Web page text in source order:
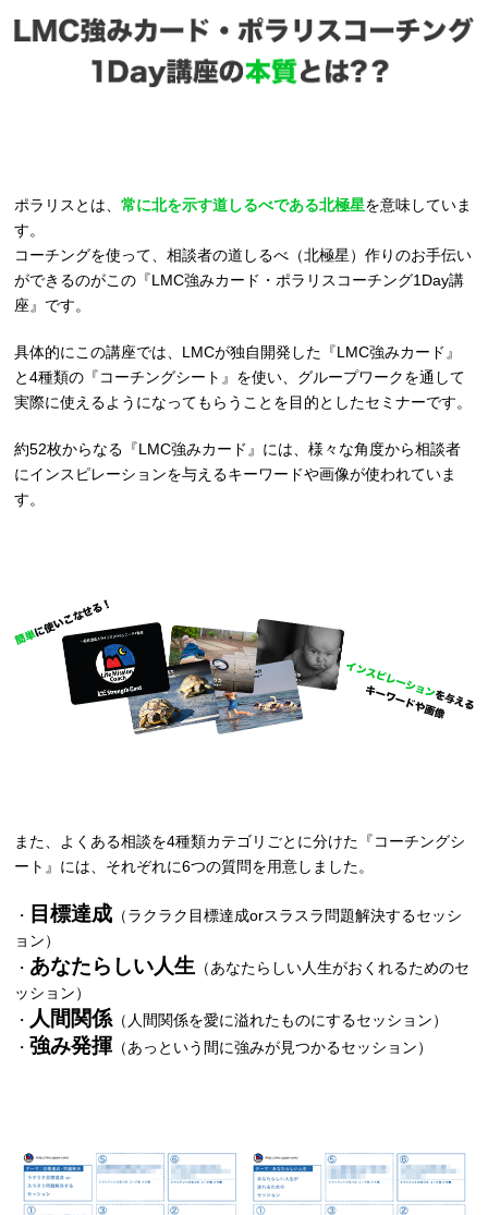
ポラリスとは、常に北を示す道しるべである北極星を意味していま
す。
コーチングを使って、相談者の道しるべ（北極星）作りのお手伝い
ができるのがこの『LMC強みカード・ポラリスコーチング1Day講
座』です。
具体的にこの講座では、LMCが独自開発した『LMC強みカード』
と4種類の『コーチングシート』を使い、グループワークを通して
実際に使えるようになってもらうことを目的としたセミナーです。
約52枚からなる『LMC強みカード』には、様々な角度から相談者
にインスピレーションを与えるキーワードや画像が使われていま
す。
また、よくある相談を4種類カテゴリごとに分けた『コーチングシ
ート』には、それぞれに6つの質問を用意しました。
・ 目標達成 （ラクラク目標達成orスラスラ問題解決するセッシ
ョン）
・ あなたらしい人生 （あなたらしい人生がおくれるためのセ
ッション）
・ 人間関係 （人間関係を愛に溢れたものにするセッション）
・強み発揮 （あっという間に強みが見つかるセッション）